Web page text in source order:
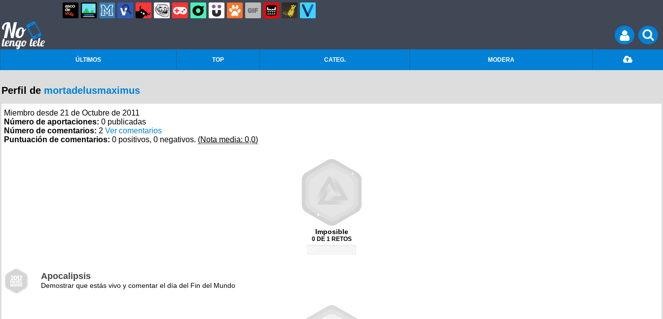
ÚLTIMOS TOP CATEG. MODERA
Perfil de mortadelusmaximus
Miembro desde 21 de Octubre de 2011
Número de aportaciones: 0 publicadas
Número de comentarios: 2 Ver comentarios
Puntuación de comentarios: 0 positivos, 0 negativos. (Nota media: 0,0)
Imposible
0 DE 1 RETOS
Apocalipsis
Demostrar que estás vivo y comentar el día del Fin del Mundo